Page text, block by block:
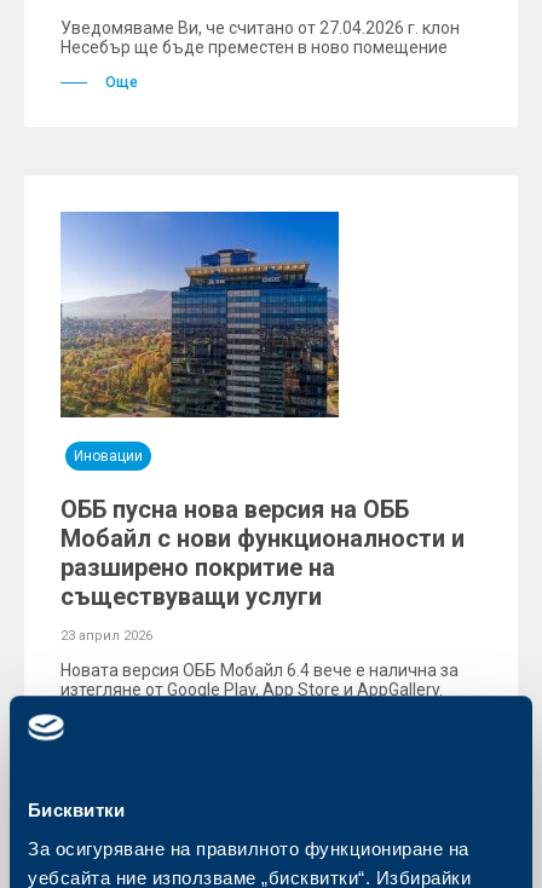
Бисквитки
За осигуряване на правилното функциониране на
уебсайта ние използваме „бисквитки“. Избирайки
Уведомяваме Ви, че считано от 27.04.2026 г. клон
Несебър ще бъде преместен в ново помещение
Още
Иновации
ОББ пусна нова версия на ОББ
Мобайл с нови функционалности и
разширено покритие на
съществуващи услуги
23 април 2026
Новата версия ОББ Мобайл 6.4 вече е налична за
изтегляне от Google Play, App Store и AppGallery.